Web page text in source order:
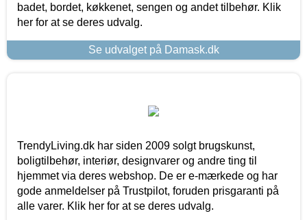
badet, bordet, køkkenet, sengen og andet tilbehør. Klik
her for at se deres udvalg.
Se udvalget på Damask.dk
TrendyLiving.dk har siden 2009 solgt brugskunst,
boligtilbehør, interiør, designvarer og andre ting til
hjemmet via deres webshop. De er e-mærkede og har
gode anmeldelser på Trustpilot, foruden prisgaranti på
alle varer. Klik her for at se deres udvalg.